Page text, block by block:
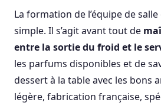
La formation de l’équipe de
simple. Il s’agit avant tout de
entre la sortie du froid et le
les parfums disponibles et de
dessert à la table avec les bons
légère, fabrication française,